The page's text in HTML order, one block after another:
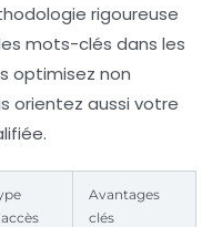
rigoureuse
mots-clés dans les
optimisez non
orientez aussi votre
Avantages
clés